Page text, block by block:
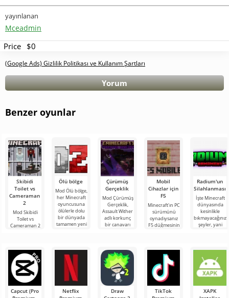
yayınlanan
Mceadmin
Price $0
(Google Ads) Gizlilik Politikası ve Kullanım Şartları
Yorum
Benzer oyunlar
Skibidi
Toilet vs
Cameraman
2
Mod Skibidi
Toilet vs
Cameraman 2
karakterlerinin
Ölü bölge
Mod Ölü bölge,
her Minecraft
oyuncusuna
ölülerle dolu
bir dünyada
tamamen yeni
Çürümüş
Gerçeklik
Mod Çürümüş
Gerçeklik,
Assault Wither
adlı korkunç
bir canavarı
Mobil
Cihazlar için
F5
Minecraft'ın PC
sürümünü
oynadıysanız
F5 düğmesinin
seçenek oyun
Radium'un
Silahlanması
İşte Minecraft
dünyasında
kesinlikle
bıkmayacağınız
şeyler, yani
Capcut (Pro
Netflix
Draw
TikTok
XAPK